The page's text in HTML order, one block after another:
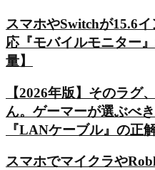
スマホやSwitchが15.6
応『モバイルモニター
量】
【2026年版】そのラグ
ん。ゲーマーが選ぶべ
『LANケーブル』の正
スマホでマイクラや